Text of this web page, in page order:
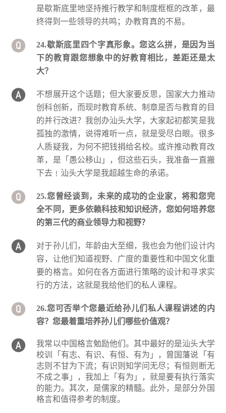
是歇斯底里地坚持推行教学和制度框框的改革，最
终得到一些领导的共鸣；办教育真的不易。
24.歇斯底里四个字真形象。您这么拼，是因为当
下的教育跟您想象中的好教育相比，差距还是太
大？
不想展开这个话题；但大家要反思，国家大力推动
创科创新，而现时教育系统、制章是否与教育的目
的并行改进？我创办汕头大学，大家起初都笑是我
孤独的激情，说得难听一点，就是受尽白眼。很多
人质疑我，为何不把钱捐给名校。或许推动教育改
革，是「愚公移山」，但这些石头，我准备一直搬
下去﹗汕头大学是我超越生命的承诺。
25.您曾经谈到，未来的成功的企业家，将和您完
全不同，更多依赖科技和知识经济，您如何培养您
的第三代的商业领导力和视野？
对于孙儿们，年龄由大至细，我也会为他们设计内
容，让他们知道视野、广度的重要性和中国文化重
要的格言。如何在各方面进行策略的设计和寻求实
行的方法，这就是我给他们的私人课程。
26.您可否举个您最近给孙儿们私人课程讲述的内
容？您最着重培养孙儿们哪些价值观？
我常以中国格言勉励他们。其中最好的是汕头大学
校训「有志、有识、有恒、有为」，曾国藩说「有
志则不甘为下流；有识则知学问无尽；有恒则断无
不成之事」，我加上「有为」，就是要有执行落实
的能力。其次，是儒家的精髓。此外，是部分外国
格言和值得参考的制度。